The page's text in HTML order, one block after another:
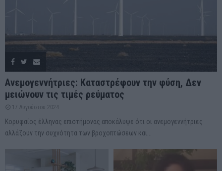
Ανεμογεννήτριες: Καταστρέφουν την φύση, Δεν
μειώνουν τις τιμές ρεύματος
17 Αυγούστου 2024
Κορυφαίος έλληνας επιστήμονας αποκάλυψε ότι οι ανεμογεννήτριες
αλλάζουν την συχνότητα των βροχοπτώσεων και...